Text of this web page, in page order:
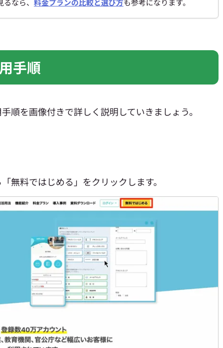
手順
順を画像付きで詳しく説明していきましょう。
無料ではじめる」をクリックします。